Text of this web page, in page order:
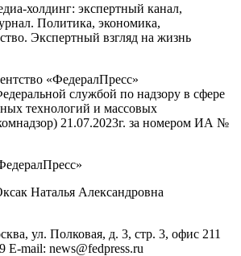
холдинг: экспертный канал,
Политика, экономика,
Экспертный взгляд на жизнь
«ФедералПресс»
службой по надзору в сфере
технологий и массовых
21.07.2023г. за номером ИА №
Наталья Александровна
ул. Полковая, д. 3, стр. 3, офис 211
E-mail: news@fedpress.ru